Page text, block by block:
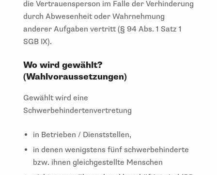
die Vertrauensperson im Falle der Verhinderung
durch Abwesenheit oder Wahrnehmung
anderer Aufgaben vertritt (§ 94 Abs. 1 Satz 1
SGB IX).
Wo wird gewählt?
(Wahlvoraussetzungen)
Gewählt wird eine
Schwerbehindertenvertretung
in Betrieben / Dienststellen,
in denen wenigstens fünf schwerbehinderte
bzw. ihnen gleichgestellte Menschen